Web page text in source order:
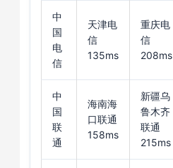
中
国
电
信
天津电
信
135ms
重庆电
信
208ms
中
国
联
通
海南海
口联通
158ms
新疆乌
鲁木齐
联通
215ms